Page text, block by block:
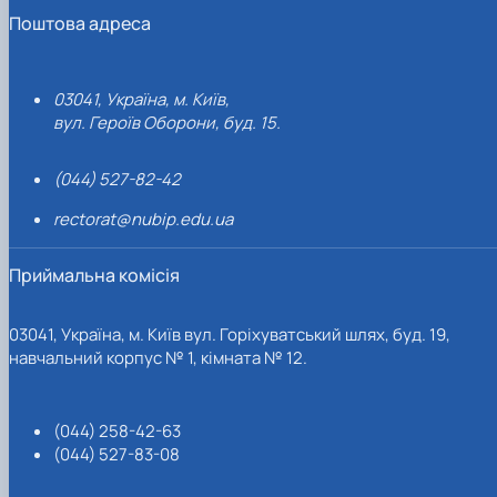
Поштова адреса
03041, Україна, м. Київ,
вул. Героїв Оборони, буд. 15.
(044) 527-82-42
rectorat@nubip.edu.ua
Приймальна комісія
03041, Україна, м. Київ вул. Горіхуватський шлях, буд. 19,
навчальний корпус № 1, кімната № 12.
(044) 258-42-63
(044) 527-83-08